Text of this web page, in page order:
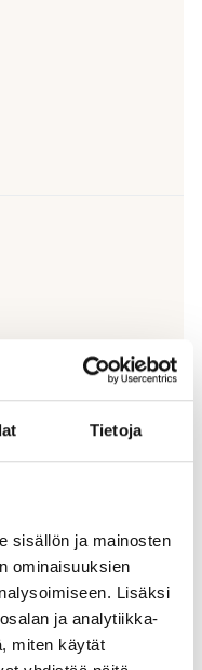
Tietoja
sisällön ja mainosten
ominaisuuksien
Lisäksi
ja analytiikka-
miten käytät